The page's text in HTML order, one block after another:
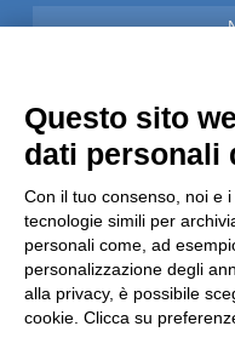
Questo sito
dati personali
Con il tuo consenso, noi e
tecnologie simili per
personali come, ad
personalizzazione degli
alla privacy, è possibile
cookie. Clicca su